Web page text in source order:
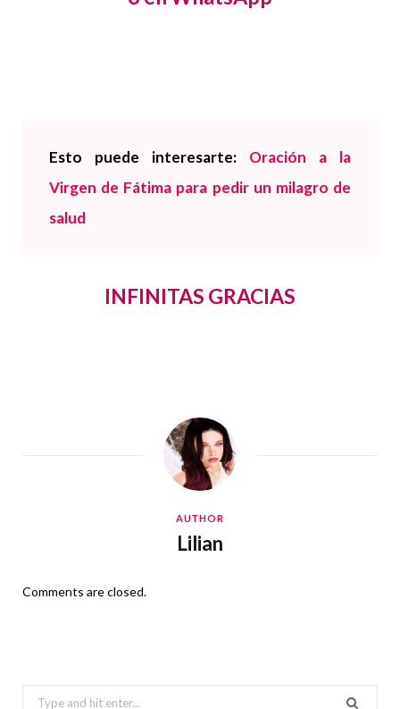
Esto puede interesarte: Oración a la
Virgen de Fátima para pedir un milagro de
salud
INFINITAS GRACIAS
AUTHOR
Lilian
Comments are closed.
Search